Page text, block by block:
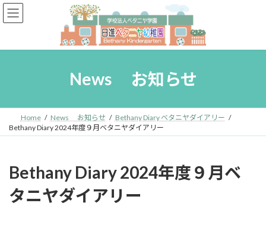
コ
ン
ツ
ナ
ビ
シ
News お知らせ
Home News お知らせ
Bethany Diary ベタニヤダイアリー
Bethany Diary 2024年度９月ベタニヤダイアリー
Bethany Diary 2024年度９月ベ
タニヤダイアリー